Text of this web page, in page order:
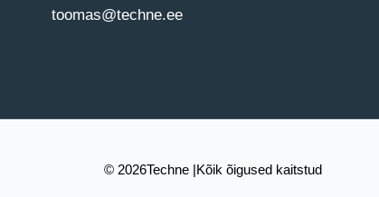
toomas@techne.ee
© 2026Techne |Kõik õigused kaitstud